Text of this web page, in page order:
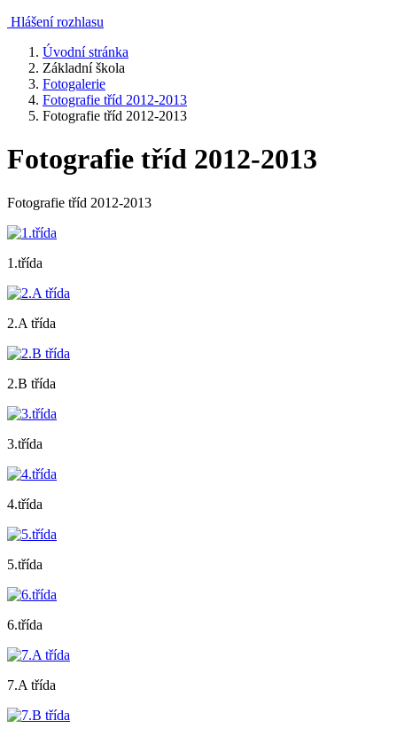
Hlášení rozhlasu
Úvodní stránka
Základní škola
Fotogalerie
Fotografie tříd 2012-2013
Fotografie tříd 2012-2013
Fotografie tříd 2012-2013
Fotografie tříd 2012-2013
1.třída
2.A třída
2.B třída
3.třída
4.třída
5.třída
6.třída
7.A třída